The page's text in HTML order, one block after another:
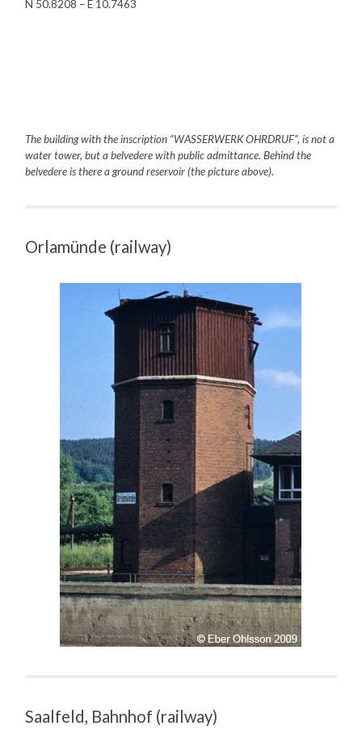
N 50.8208 – E 10.7463
The building with the inscription “WASSERWERK OHRDRUF”, is not a
water tower, but a belvedere with public admittance. Behind the
belvedere is there a ground reservoir (the picture above).
Orlamünde (railway)
Saalfeld, Bahnhof (railway)